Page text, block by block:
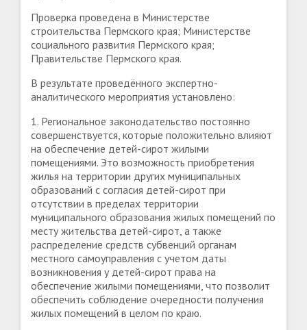
Проверка проведена в Министерстве
строительства Пермского края; Министерстве
социального развития Пермского края;
Правительстве Пермского края.
В результате проведённого экспертно-
аналитического мероприятия установлено:
1. Региональное законодательство постоянно
совершенствуется, которые положительно влияют
на обеспечение детей-сирот жилыми
помещениями. Это возможность приобретения
жилья на территории других муниципальных
образований с согласия детей-сирот при
отсутствии в пределах территории
муниципального образования жилых помещений по
месту жительства детей-сирот, а также
распределение средств субвенций органам
местного самоуправления с учетом даты
возникновения у детей-сирот права на
обеспечение жилыми помещениями, что позволит
обеспечить соблюдение очередности получения
жилых помещений в целом по краю.